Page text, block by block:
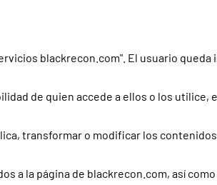
blackrecon.com". El usuario queda
de quien accede a ellos o los utilice,
transformar o modificar los
a la página de blackrecon.com, así